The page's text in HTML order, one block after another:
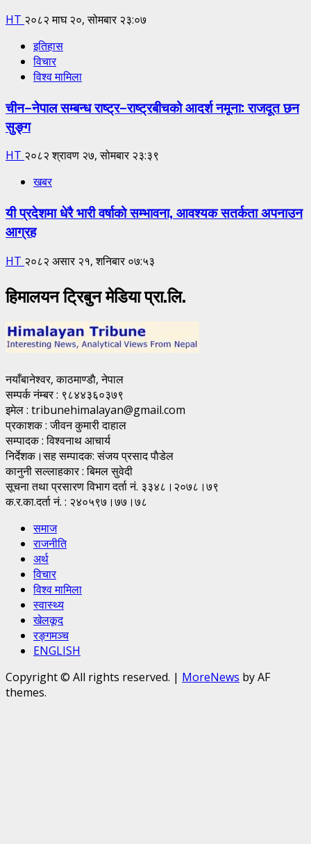
HT २०८२ माघ २०, सोमबार २३:०७
इतिहास
विचार
विश्व मामिला
चीन–नेपाल सम्बन्ध राष्ट्र–राष्ट्रबीचको आदर्श नमूना: राजदूत छन
सुङ्ग
HT २०८२ श्रावण २७, सोमबार २३:३९
खबर
यी प्रदेशमा धेरै भारी वर्षाको सम्भावना, आवश्यक सतर्कता अपनाउन
आग्रह
HT २०८२ असार २१, शनिबार ०७:५३
हिमालयन ट्रिबुन मेडिया प्रा.लि.
नयाँबानेश्वर, काठमाण्डाै, नेपाल
सम्पर्क नंम्बर : ९८४४३६०३७९
इमेल : tribunehimalayan@gmail.com
प्रकाशक : जीवन कुमारी दाहाल
सम्पादक : विश्वनाथ आचार्य
निर्देशक।सह सम्पादक: संजय प्रसाद पाैडेल
कानुनी सल्लाहकार : बिमल सुवेदी
सूचना तथा प्रसारण विभाग दर्ता नं. ३३४८।२०७८।७९
क.र.का.दर्ता नं. : २४०५९७।७७।७८
समाज
राजनीति
अर्थ
विचार
विश्व मामिला
स्वास्थ्य
खेलकूद
रङ्गमञ्च
ENGLISH
Copyright © All rights reserved. | MoreNews by AF
themes.